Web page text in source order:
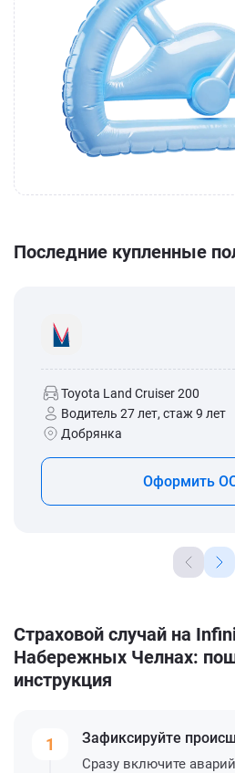
Последние купленные
Toyota Land Cruiser 200
Водитель 27 лет, стаж 9 лет
Добрянка
Оформить
Страховой случай на
Набережных Челнах:
инструкция
1 Зафиксируйте
Сразу включите